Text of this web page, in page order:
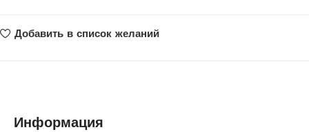
Добавить в список желаний
Информация